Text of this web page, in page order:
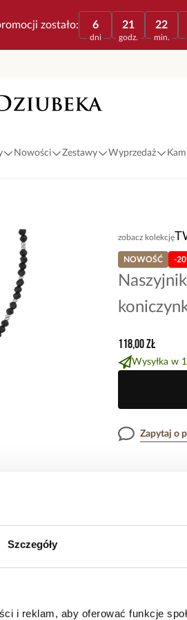
Szczegóły
i reklam, aby oferować funkcje
zostało: 6
dni
21
godz.
22
min.
Nowości Zestawy Wyprzedaż
zobacz kolekcję
NOWOŚĆ -
118,00 zł
Wysyłka w
Zapytaj o
dekoracyjna
czerni z